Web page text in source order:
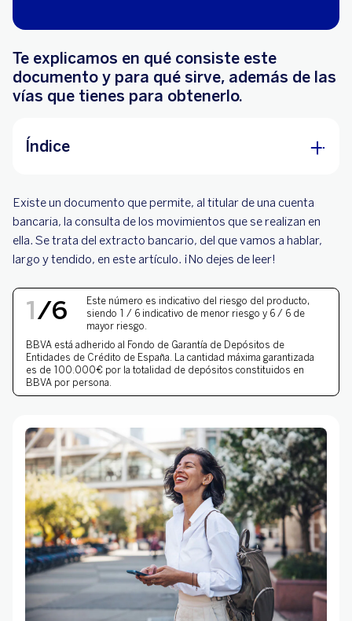
Te explicamos en qué consiste este
documento y para qué sirve, además de las
vías que tienes para obtenerlo.
Índice
¿Para qué sirve un extracto bancario?
¿Cómo sacar un extracto bancario?
¿Se pueden pedir extractos bancarios
antiguos?
Existe un documento que permite, al titular de una cuenta
bancaria, la consulta de los movimientos que se realizan en
ella. Se trata del extracto bancario, del que vamos a hablar,
largo y tendido, en este artículo. ¡No dejes de leer!
1/6 NIVEL DE RIESGO 1 DE
Este número es indicativo del riesgo del producto,
siendo 1 / 6 indicativo de menor riesgo y 6 / 6 de
mayor riesgo.
BBVA está adherido al
Fondo de Garantía de Depósitos de
Entidades de Crédito de España. La cantidad máxima garantizada
es de 100.000€ por la totalidad de depósitos constituidos en
BBVA por persona.